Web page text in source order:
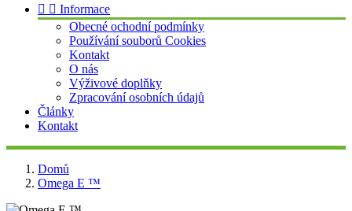
  Informace
Obecné ochodní podmínky
Používání souborů Cookies
Kontakt
O nás
Výživové doplňky
Zpracování osobních údajů
Články
Kontakt
Domů
Omega E ™